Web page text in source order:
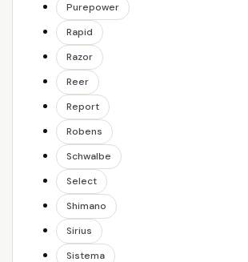
Purepower
Rapid
Razor
Reer
Report
Robens
Schwalbe
Select
Shimano
Sirius
Sistema